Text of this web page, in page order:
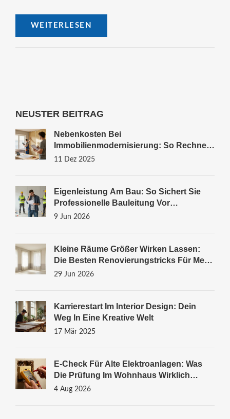
WEITERLESEN
NEUSTER BEITRAG
Nebenkosten Bei
Immobilienmodernisierung: So Rechnen
Sie Förderungen Richtig Gegen
11 Dez 2025
Eigenleistung Am Bau: So Sichert Sie
Professionelle Bauleitung Vor
Kostenfalle Und Mängeln
9 Jun 2026
Kleine Räume Größer Wirken Lassen:
Die Besten Renovierungstricks Für Mehr
Wohnfläche
29 Jun 2026
Karrierestart Im Interior Design: Dein
Weg In Eine Kreative Welt
17 Mär 2025
E-Check Für Alte Elektroanlagen: Was
Die Prüfung Im Wohnhaus Wirklich
Kostet Und Warum Sie Lebensrettend
4 Aug 2026